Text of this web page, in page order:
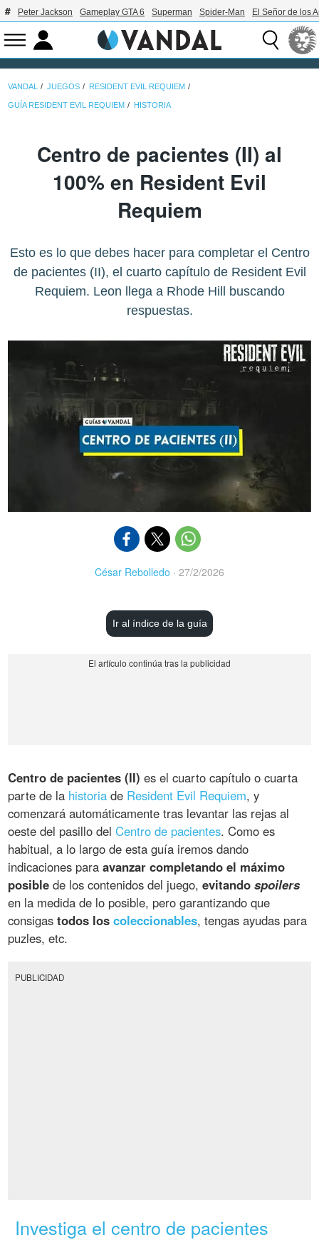
Peter Jackson Gameplay GTA 6 Superman Spider-Man El Señor de los
VANDAL JUEGOS RESIDENT EVIL REQUIEM
GUÍA RESIDENT EVIL REQUIEM HISTORIA
Centro de pacientes (II) al
100% en Resident Evil
Requiem
Esto es lo que debes hacer para completar el Centro
de pacientes (II), el cuarto capítulo de Resident Evil
Requiem. Leon llega a Rhode Hill buscando
respuestas.
César Rebolledo · 27/2/2026
Ir al índice de la guía
Centro de pacientes (II) es el cuarto capítulo o cuarta
parte de la historia de Resident Evil Requiem, y
comenzará automáticamente tras levantar las rejas al
oeste del pasillo delCentro de pacientes. Como es
habitual, a lo largo de esta guía iremos dando
indicaciones paraavanzar completando el máximo
posible de los contenidos del juego,evitandospoilers
en la medida de lo posible, pero garantizando que
consigastodos loscoleccionables, tengas ayudas para
puzles, etc.
PUBLICIDAD
Investiga el centro de pacientes